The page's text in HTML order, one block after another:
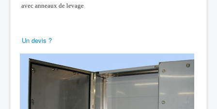
avec anneaux de levage
Un devis ?